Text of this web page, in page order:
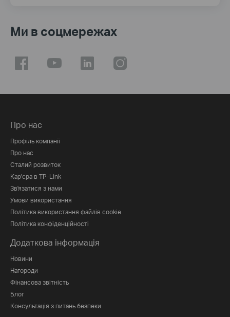
Ми в соцмережах
Про нас
Профіль компанії
Про нас
Сталий розвиток
Кар'єра в TP-Link
Зв'язатися з нами
Умови використання
Політика використання файлів cookie
Політика конфіденційності
Додаткова інформація
Новини
Нагороди
Фінансова звітність
Блог
Консультація з питань безпеки